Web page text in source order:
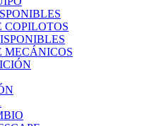
COPILOTOS
MECÁNICOS